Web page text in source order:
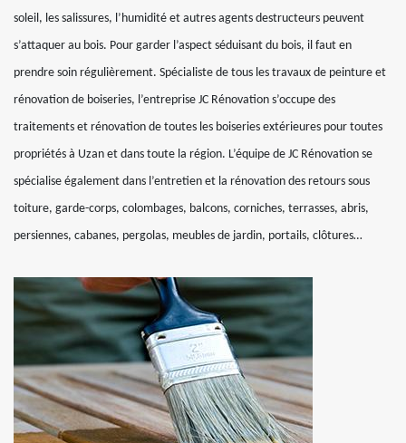
soleil, les salissures, l’humidité et autres agents destructeurs peuvent
s’attaquer au bois. Pour garder l’aspect séduisant du bois, il faut en
prendre soin régulièrement. Spécialiste de tous les travaux de peinture et
rénovation de boiseries, l’entreprise JC Rénovation s’occupe des
traitements et rénovation de toutes les boiseries extérieures pour toutes
propriétés à Uzan et dans toute la région. L’équipe de JC Rénovation se
spécialise également dans l’entretien et la rénovation des retours sous
toiture, garde-corps, colombages, balcons, corniches, terrasses, abris,
persiennes, cabanes, pergolas, meubles de jardin, portails, clôtures…